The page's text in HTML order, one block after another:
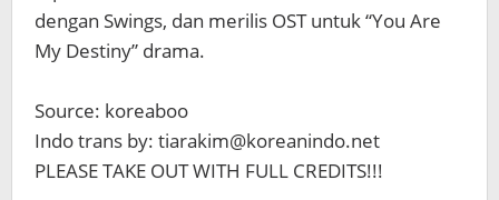
dengan Swings, dan merilis OST untuk “You Are
My Destiny” drama.
Source: koreaboo
Indo trans by: tiarakim@koreanindo.net
PLEASE TAKE OUT WITH FULL CREDITS!!!